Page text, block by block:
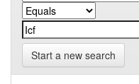
Start a new search